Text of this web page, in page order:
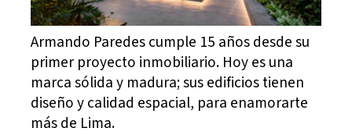
Armando Paredes cumple 15 años desde su
primer proyecto inmobiliario. Hoy es una
marca sólida y madura; sus edificios tienen
diseño y calidad espacial, para enamorarte
más de Lima.